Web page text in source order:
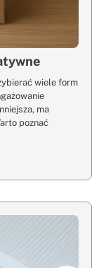
wiele form
ma
poznać